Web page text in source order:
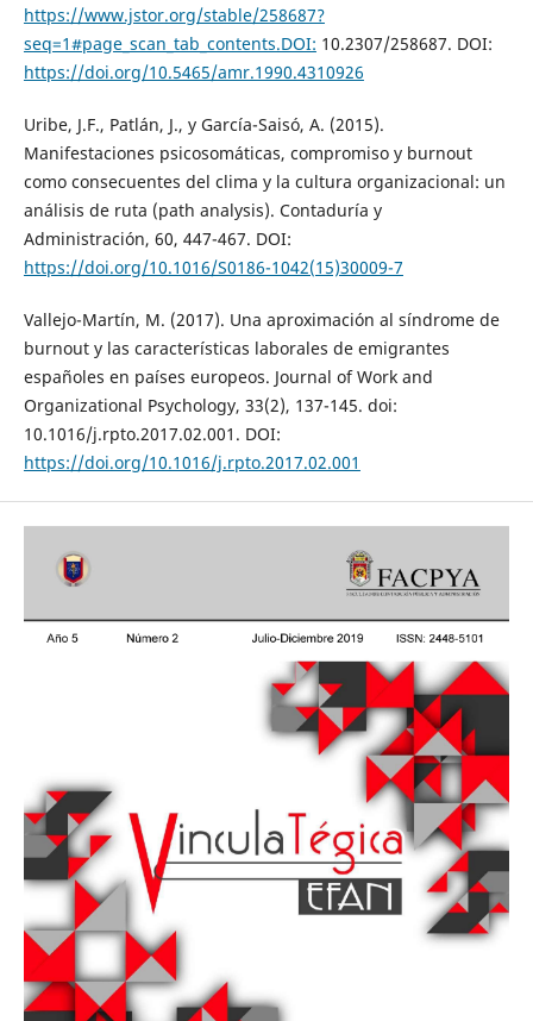
https://www.jstor.org/stable/258687?
seq=1#page_scan_tab_contents.DOI: 10.2307/258687. DOI:
https://doi.org/10.5465/amr.1990.4310926
Uribe, J.F., Patlán, J., y García-Saisó, A. (2015).
Manifestaciones psicosomáticas, compromiso y burnout
como consecuentes del clima y la cultura organizacional: un
análisis de ruta (path analysis). Contaduría y
Administración, 60, 447-467. DOI:
https://doi.org/10.1016/S0186-1042(15)30009-7
Vallejo-Martín, M. (2017). Una aproximación al síndrome de
burnout y las características laborales de emigrantes
españoles en países europeos. Journal of Work and
Organizational Psychology, 33(2), 137-145. doi:
10.1016/j.rpto.2017.02.001. DOI:
https://doi.org/10.1016/j.rpto.2017.02.001